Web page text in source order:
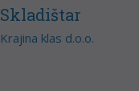
Skladištar
Krajina klas d.o.o.